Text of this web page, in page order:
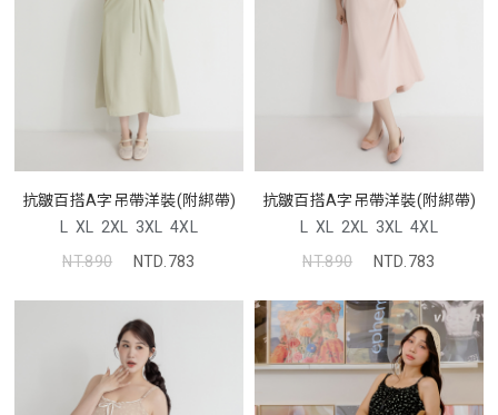
抗皺百搭A字吊帶洋裝(附綁帶)
L XL 2XL 3XL 4XL
NT.890
NTD.783
抗皺百搭A字吊帶洋裝(附綁帶)
L XL 2XL 3XL 4XL
NT.890
NTD.783